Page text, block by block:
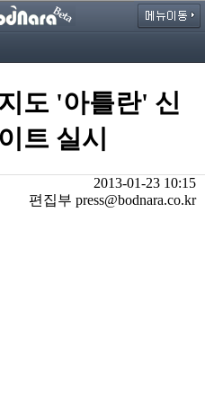
도 '아틀란' 신
트 실시
2013-01-23 10:15
편집부 press@bodnara.co.kr